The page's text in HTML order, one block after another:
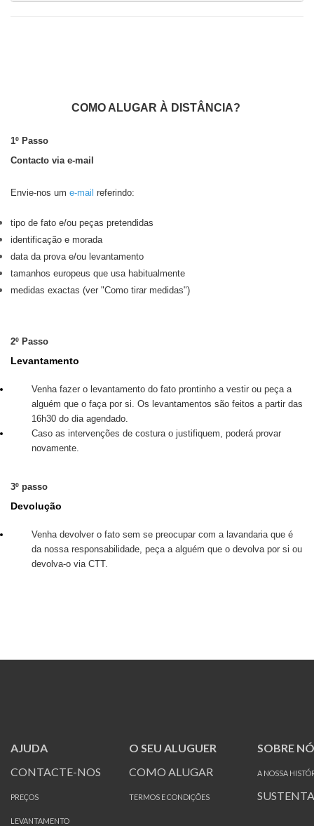
COMO ALUGAR À DISTÂNCIA?
1º Passo
Contacto via e-mail
Envie-nos um e-mail referindo:
tipo de fato e/ou peças pretendidas
identificação e morada
data da prova e/ou levantamento
tamanhos europeus que usa habitualmente
medidas exactas (ver "Como tirar medidas")
2º Passo
Levantamento
Venha fazer o levantamento do fato prontinho a vestir ou peça a
alguém que o faça por si. Os levantamentos são feitos a partir das
16h30 do dia agendado.
Caso as intervenções de costura o justifiquem, poderá provar
novamente.
3º passo
Devolução
Venha devolver o fato sem se preocupar com a lavandaria que é
da nossa responsabilidade, peça a alguém que o devolva por si ou
devolva-o via CTT.
AJUDA
CONTACTE-NOS
PREÇOS
LEVANTAMENTO
O SEU ALUGUER
COMO ALUGAR
TERMOS E CONDIÇÕES
SOBRE
A NOSSA